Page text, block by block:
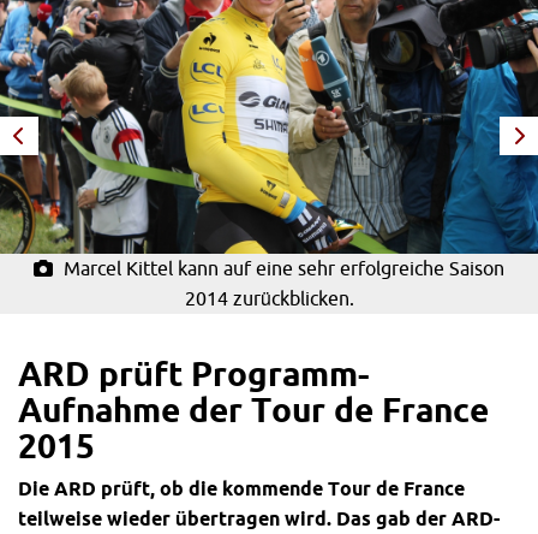
Marcel Kittel kann auf eine sehr erfolgreiche Saison
2014 zurückblicken.
ARD prüft Programm-
Aufnahme der Tour de France
2015
Die ARD prüft, ob die kommende Tour de France
teilweise wieder übertragen wird. Das gab der ARD-